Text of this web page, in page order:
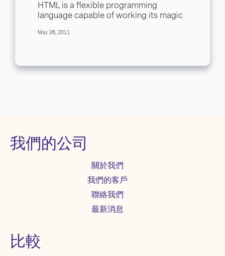
HTML is a flexible programming
language capable of working its magic
When...
May 26, 2011
我們的公司
關於我們
我們的客戶
聯絡我們
最新消息
比較